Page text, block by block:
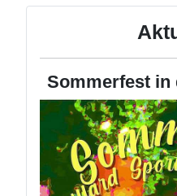
Sommerfest in